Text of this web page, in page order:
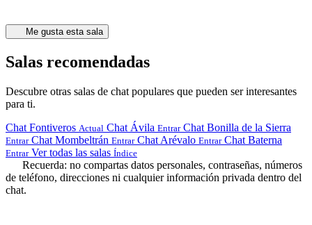
Me gusta esta sala
Salas recomendadas
Descubre otras salas de chat populares que pueden ser interesantes
para ti.
Chat Fontiveros Actual Chat Ávila Entrar Chat Bonilla de la Sierra
Entrar Chat Mombeltrán Entrar Chat Arévalo Entrar Chat Baterna
Entrar Ver todas las salas Índice
Recuerda: no compartas datos personales, contraseñas, números
de teléfono, direcciones ni cualquier información privada dentro del
chat.